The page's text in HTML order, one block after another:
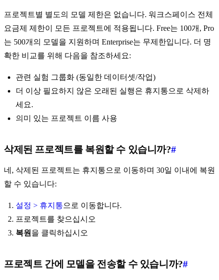
프로젝트별 별도의 모델 제한은 없습니다. 워크스페이스 전체
요금제 제한이 모든 프로젝트에 적용됩니다. Free는 100개, Pro
는 500개의 모델을 지원하며 Enterprise는 무제한입니다. 더 명
확한 비교를 위해 다음을 참조하세요:
관련 실험 그룹화 (동일한 데이터셋/작업)
더 이상 필요하지 않은 오래된 실행은 휴지통으로 삭제하
세요.
의미 있는 프로젝트 이름 사용
삭제된 프로젝트를 복원할 수 있습니까?#
네, 삭제된 프로젝트는 휴지통으로 이동하며 30일 이내에 복원
할 수 있습니다:
설정 > 휴지통으로 이동합니다.
프로젝트를 찾으십시오
복원 을 클릭하십시오
프로젝트 간에 모델을 전송할 수 있습니까?#